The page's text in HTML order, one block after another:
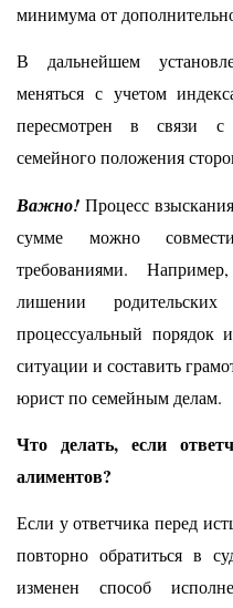
минимума от
В дальнейшем
меняться с учетом
пересмотрен в связи
семейного положения
Важно!Процесс
сумме можно
требованиями.
лишении
процессуальный порядок
ситуации и составить
юрист по семейным делам.
Что делать, если
алиментов?
Если у ответчика перед
повторно обратиться в
изменен способ